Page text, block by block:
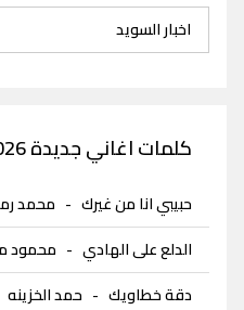
اخبار السويد
كلمات اغاني جديدة 2026
حبيبي انا من غيرك - محمد
الدلع على الهادي - محمود
دقة خطاويك - حمد الخزينه